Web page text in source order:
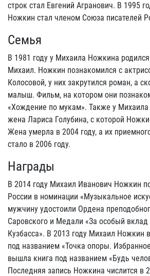
строк стал Евгений Агранович. В 1995
Ножкин стал членом Союза писателей
Семья
В 1981 году у Михаила Ножкина
Михаил. Ножкин познакомился с
Колосовой, у них закрутился роман, а
малыш. Фильм, на котором они
«Хождение по мукам». Также у
жена Лариса Голубина, с которой
Жена умерла в 2004 году, а их
стало в 2006 году.
Награды
В 2014 году Михаил Иванович Ножкин
России в номинации «Музыкальное
мужчину удостоили Ордена
Саровского и Медали «За особый вклад
Кузбасса». В 2013 году Михаил Ножкин
под названием «Точка опоры.
вышла книга под названием «Будь
Последняя запись Ножкина числится в